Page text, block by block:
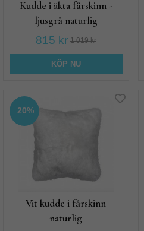
Kudde i äkta fårskinn -
ljusgrå naturlig
815 kr 1 019 kr
KÖP NU
20%
Vit kudde i fårskinn
naturlig